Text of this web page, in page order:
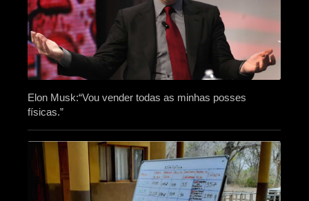
Elon Musk:“Vou vender todas as minhas posses
físicas.”